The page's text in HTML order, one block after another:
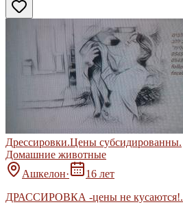
Дрессировки.Цены субсидированны.
Домашние животные
Ашкелон·
16 лет
ДРАССИРОВКА -цены не кусаются!.